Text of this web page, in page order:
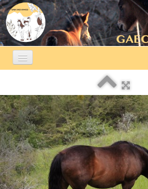
ÉLEVAGE ÉQUIN▼
A VENDRE▼
AUTRES ACTIVITÉS▼
CONTACT